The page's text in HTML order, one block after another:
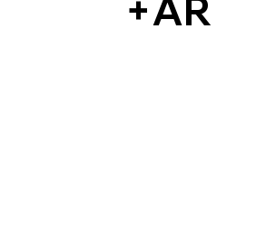
+AR